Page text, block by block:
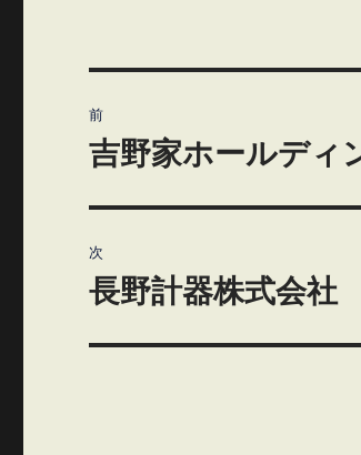
稿
ゲ
前
前
投
稿:
吉野家ホールディ
次
次
投
長野計器株式会社